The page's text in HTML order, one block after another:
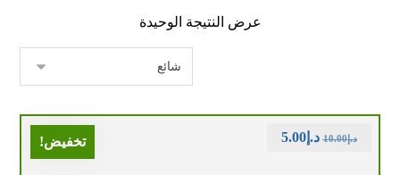
عرض النتيجة الوحيدة
تخفيض! د.إ10.00 د.إ5.00